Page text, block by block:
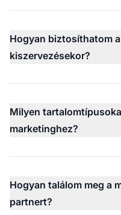
Hogyan biztosíthatom
kiszervezésekor?
Milyen
marketinghez?
Hogyan találom meg a
partnert?